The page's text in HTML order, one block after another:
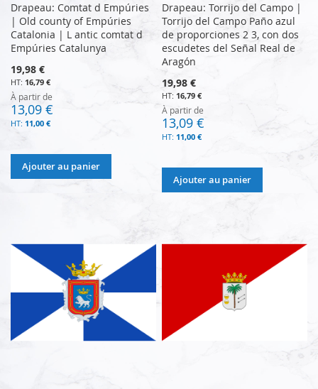
Drapeau: Comtat d Empúries
| Old county of Empúries
Catalonia | L antic comtat d
Empúries Catalunya
19,98 €
16,79 €
À partir de
13,09 €
11,00 €
Ajouter au panier
Drapeau: Torrijo del Campo |
Torrijo del Campo Paño azul
de proporciones 2 3, con dos
escudetes del Señal Real de
Aragón
19,98 €
16,79 €
À partir de
13,09 €
11,00 €
Ajouter au panier